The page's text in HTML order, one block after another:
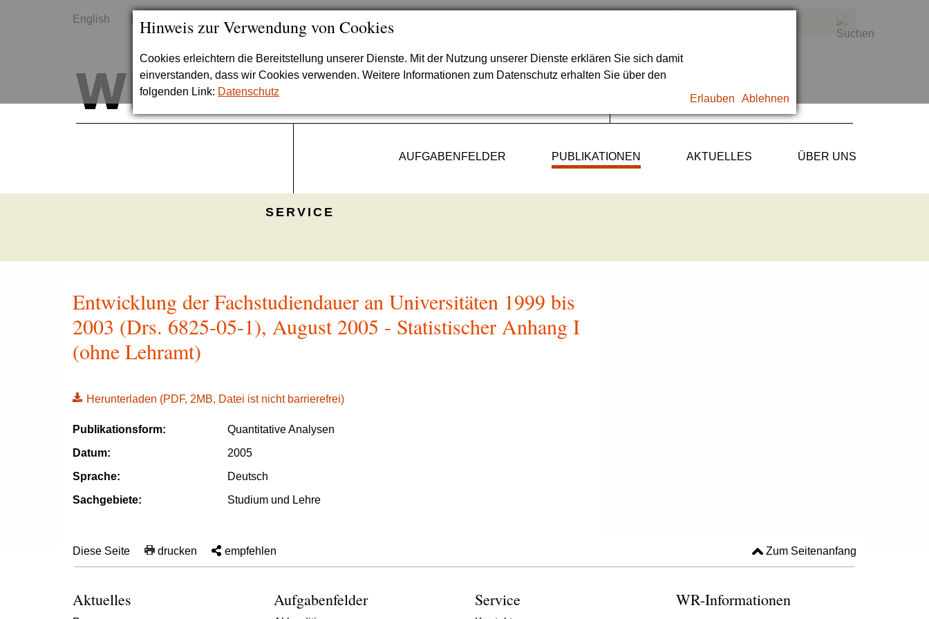
Hinweis zur Verwendung von Cookies
Cookies erleichtern die Bereitstellung unserer Dienste. Mit der Nutzung unserer Dienste erklären Sie sich damit
einverstanden, dass wir Cookies verwenden. Weitere Informationen zum Datenschutz erhalten Sie über den
folgenden Link: Datenschutz
Erlauben Ablehnen
English
AUFGABENFELDER PUBLIKATIONEN AKTUELLES ÜBER UNS
SERVICE
Entwicklung der Fachstudiendauer an Universitäten 1999 bis
2003 (Drs. 6825-05-1), August 2005 - Statistischer Anhang I
(ohne Lehramt)
Herunterladen (PDF, 2MB, Datei ist nicht barrierefrei)
Publikationsform:
Quantitative Analysen
Datum:
2005
Sprache:
Deutsch
Sachgebiete:
Studium und Lehre
Diese Seite drucken empfehlen Zum Seitenanfang
Aktuelles Aufgabenfelder Service WR-Informationen